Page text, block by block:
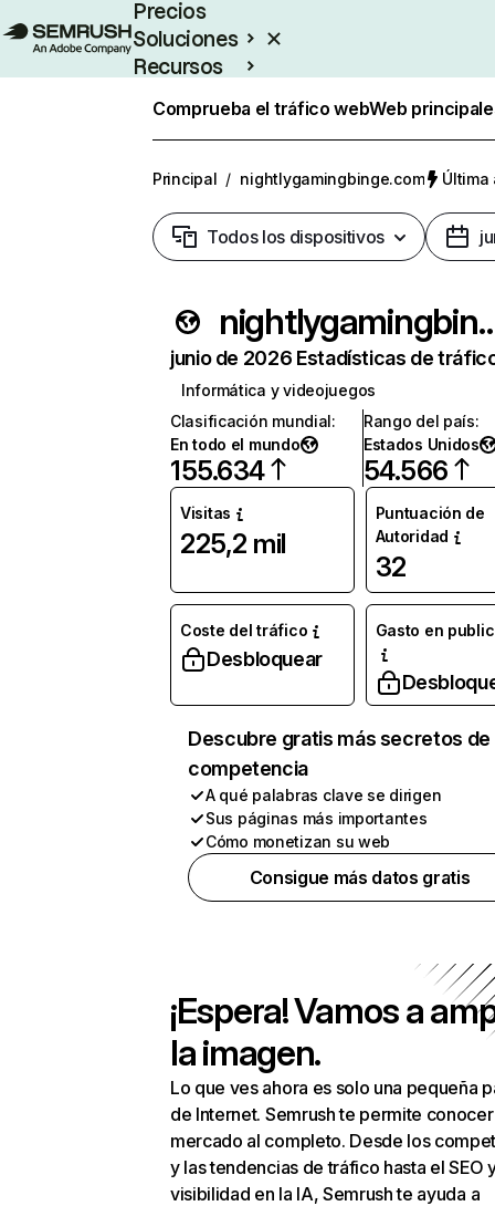
Precios
Soluciones
Recursos
Comprueba el tráfico webWeb
Principal / nightlygamingbinge.com Última
Todos los dispositivos
junio de 2026 Estadísticas de
Informática y videojuegos
Clasificación mundial:
En todo el mundo
155.634
Rango del país:
Estados Unidos
54.566
Visitas
225,2 mil
Puntuación de
Autoridad
32
Coste del tráfico
Desbloquear
Gasto en
Descubre gratis más secretos de
competencia
A qué palabras clave se dirigen
Sus páginas más importantes
Cómo monetizan su web
Consigue más datos gratis
¡Espera! Vamos a
la imagen.
Lo que ves ahora es solo una pequeña
de Internet. Semrush te permite
mercado al completo. Desde los
y las tendencias de tráfico hasta el SEO
visibilidad en la IA, Semrush te ayuda a